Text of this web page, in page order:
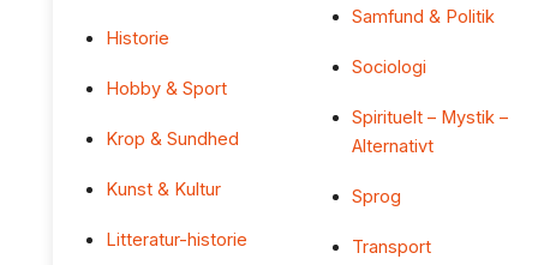
Historie
Hobby & Sport
Krop & Sundhed
Kunst & Kultur
Litteratur-historie
Samfund & Politik
Sociologi
Spirituelt – Mystik –
Alternativt
Sprog
Transport